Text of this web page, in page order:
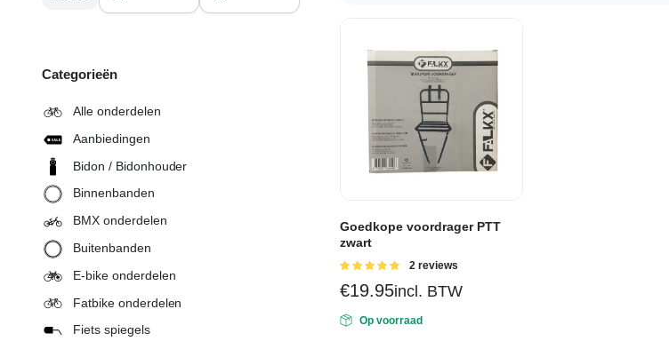
Goedkope voordrager PTT
zwart
Gewaardeerd
2 reviews
€19.95incl. BTW
Op voorraad
Categorieën
Alle onderdelen
Aanbiedingen
Bidon / Bidonhouder
Binnenbanden
BMX onderdelen
Buitenbanden
E-bike onderdelen
Fatbike onderdelen
Fiets spiegels